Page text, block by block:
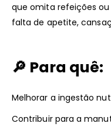
que omita refeições
falta de apetite,
🔎 Para quê:
Melhorar a ingestão
Contribuir para a